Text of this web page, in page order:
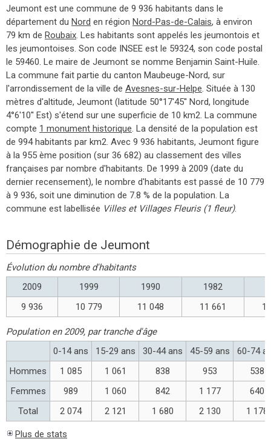
Jeumont est une commune de 9 936 habitants dans le
département du Nord en région Nord-Pas-de-Calais, à environ
79 km de Roubaix. Les habitants sont appelés les jeumontois et
les jeumontoises. Son code INSEE est le 59324, son code postal
le 59460. Le maire de Jeumont se nomme Benjamin Saint-Huile.
La commune fait partie du canton Maubeuge-Nord, sur
l'arrondissement de la ville de Avesnes-sur-Helpe. Située à 130
mètres d'altitude, Jeumont (latitude 50°17'45'' Nord, longitude
4°6'10'' Est) s'étend sur une superficie de 10 km2. La commune
compte 1 monument historique. La densité de la population est
de 994 habitants par km2. Avec 9 936 habitants, Jeumont figure
à la 955 ème position (sur 36 682) au classement des villes
françaises par nombre d'habitants. De 1999 à 2009 (date du
dernier recensement), le nombre d'habitants est passé de 10 779
à 9 936, soit une diminution de 7.8 % de la population. La
commune est labellisée Villes et Villages Fleuris (1 fleur).
Démographie de Jeumont
Évolution du nombre d'habitants
2009
1999 1990 1982
9 936
10 779 11 048 11 661
Population en 2009, par tranche d'âge
0-14 ans
15-29 ans 30-44 ans 45-59 ans
60-74
Hommes
1 085 1 061 838 953
538
Femmes
989 1 060 842 1 177
640
Total
2 074 2 121 1 680 2 130 1 178
Plus de stats